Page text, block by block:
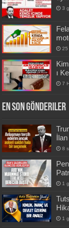
3
25
ı
7
En Son Gönderiler
8
1
1